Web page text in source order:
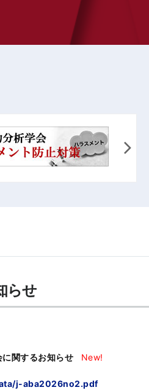
らせ
関するお知らせ
New!
j-aba2026no2.pdf